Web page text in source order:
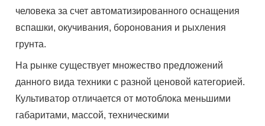
человека за счет автоматизированного оснащения
вспашки, окучивания, боронования и рыхления
грунта.
На рынке существует множество предложений
данного вида техники с разной ценовой категорией.
Культиватор отличается от мотоблока меньшими
габаритами, массой, техническими